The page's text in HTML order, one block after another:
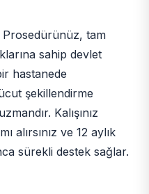
Prosedürünüz, tam
sahip devlet
hastanede
şekillendirme
Kalışınız
alırsınız ve 12 aylık
sürekli destek sağlar.